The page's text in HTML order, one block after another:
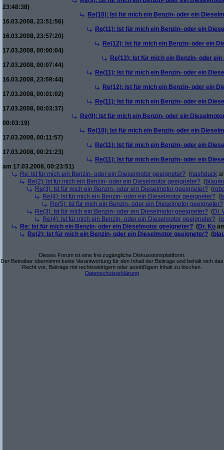
23:48:38)
Re(10): Ist für mich ein Benzin- oder ein
16.03.2008, 23:51:56)
Re(11): Ist für mich ein Benzin- oder ein
16.03.2008, 23:57:20)
Re(12): Ist für mich ein Benzin- oder ein
17.03.2008, 00:00:04)
Re(13): Ist für mich ein Benzin- oder
17.03.2008, 00:07:44)
Re(11): Ist für mich ein Benzin- oder ein
16.03.2008, 23:59:44)
Re(12): Ist für mich ein Benzin- oder ein
17.03.2008, 00:01:02)
Re(11): Ist für mich ein Benzin- oder ein
17.03.2008, 00:03:37)
Re(9): Ist für mich ein Benzin- oder ein
00:03:19)
Re(10): Ist für mich ein Benzin- oder ein
17.03.2008, 00:11:57)
Re(11): Ist für mich ein Benzin- oder ein
17.03.2008, 00:21:23)
Re(11): Ist für mich ein Benzin- oder ein
am 17.03.2008, 00:23:51)
Re: Ist für mich ein Benzin- oder ein Dieselmotor geeigneter? (nashduck
Re(2): Ist für mich ein Benzin- oder ein Dieselmotor geeigneter? (
Re(3): Ist für mich ein Benzin- oder ein Dieselmotor geeigneter? (
Re(4): Ist für mich ein Benzin- oder ein Dieselmotor geeigneter? (
Re(5): Ist für mich ein Benzin- oder ein Dieselmotor geeigneter?
Re(3): Ist für mich ein Benzin- oder ein Dieselmotor geeigneter? (Dr.
Re(4): Ist für mich ein Benzin- oder ein Dieselmotor geeigneter? (
Re: Ist für mich ein Benzin- oder ein Dieselmotor geeigneter? (Dr. Ko
Re(2): Ist für mich ein Benzin- oder ein Dieselmotor geeigneter? (
Dieses Forum ist eine frei zugängliche Diskussionsplattform.
Der Betreiber übernimmt keine Verantwortung für den Inhalt der Beiträge und behält sich das
Recht vor, Beiträge mit rechtswidrigem oder anstößigem Inhalt zu löschen.
Datenschutzerklärung